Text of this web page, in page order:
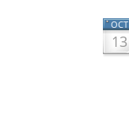
OCT
13